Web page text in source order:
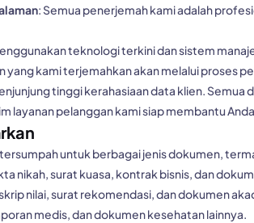
: Semua penerjemah kami adalah
teknologi terkini dan sistem
yang kami terjemahkan akan melalui proses
tinggi kerahasiaan data klien.
layanan pelanggan kami siap membantu
untuk berbagai jenis dokumen,
nikah, surat kuasa, kontrak bisnis, dan
nilai, surat rekomendasi, dan dokumen
medis, dan dokumen kesehatan lainnya.